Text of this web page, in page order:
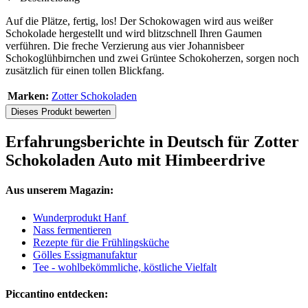
Auf die Plätze, fertig, los! Der Schokowagen wird aus weißer
Schokolade hergestellt und wird blitzschnell Ihren Gaumen
verführen. Die freche Verzierung aus vier Johannisbeer
Schokoglühbirnchen und zwei Grüntee Schokoherzen, sorgen noch
zusätzlich für einen tollen Blickfang.
Marken: Zotter Schokoladen
Dieses Produkt bewerten
Erfahrungsberichte in Deutsch für Zotter
Schokoladen Auto mit Himbeerdrive
Aus unserem Magazin:
Wunderprodukt Hanf
Nass fermentieren
Rezepte für die Frühlingsküche
Gölles Essigmanufaktur
Tee - wohlbekömmliche, köstliche Vielfalt
Piccantino entdecken: